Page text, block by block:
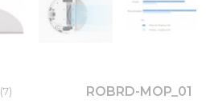
(7)
ROBRD-MOP_01